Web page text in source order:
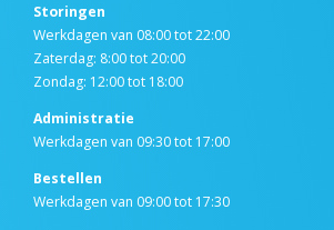
Storingen
Werkdagen van 08:00 tot 22:00
Zaterdag: 8:00 tot 20:00
Zondag: 12:00 tot 18:00
Administratie
Werkdagen van 09:30 tot 17:00
Bestellen
Werkdagen van 09:00 tot 17:30